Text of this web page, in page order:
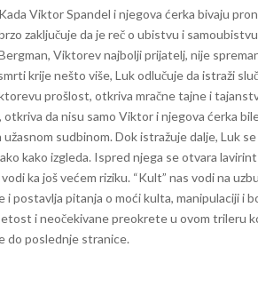
Kada Viktor Spandel i njegova ćerka bivaju
zaključuje da je reč o ubistvu i
Viktorev najbolji prijatelj, nije
krije nešto više, Luk odlučuje da istraži
prošlost, otkriva mračne tajne i
da nisu samo Viktor i njegova ćerka
sudbinom. Dok istražuje dalje, Luk
kako izgleda. Ispred njega se otvara
ka još većem riziku. “Kult” nas vodi na
i postavlja pitanja o moći kulta, manipulaciji i
i neočekivane preokrete u ovom trileru
do poslednje stranice.